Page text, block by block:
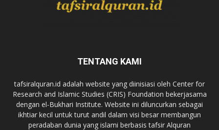
TENTANG KAMI
tafsiralquran.id adalah website yang diinisiasi oleh Center for
Research and Islamic Studies (CRIS) Foundation bekerjasama
dengan el-Bukhari Institute. Website ini diluncurkan sebagai
ikhtiar kecil untuk turut andil dalam visi besar membangun
peradaban dunia yang islami berbasis tafsir Alquran